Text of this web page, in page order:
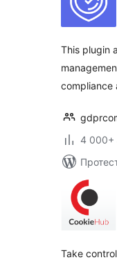
This plugin
compliance
4 000+
Take